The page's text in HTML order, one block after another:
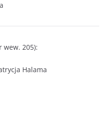
wew. 205):
Halama